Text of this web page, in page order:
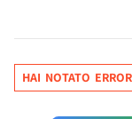
HAI NOTATO